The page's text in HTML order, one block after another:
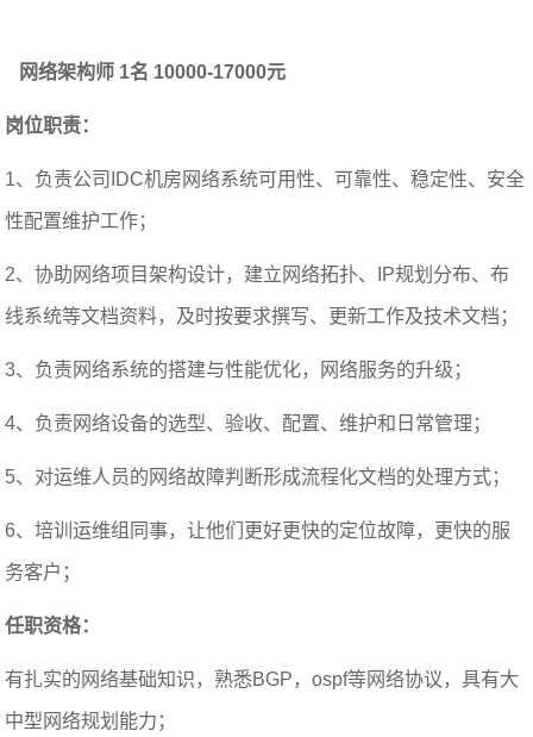
网络架构师 1名 10000-17000元
岗位职责：
1、负责公司IDC机房网络系统可用性、可靠性、稳定性、安全
性配置维护工作；
2、协助网络项目架构设计，建立网络拓扑、IP规划分布、布
线系统等文档资料，及时按要求撰写、更新工作及技术文档；
3、负责网络系统的搭建与性能优化，网络服务的升级；
4、负责网络设备的选型、验收、配置、维护和日常管理；
5、对运维人员的网络故障判断形成流程化文档的处理方式；
6、培训运维组同事，让他们更好更快的定位故障，更快的服
务客户；
任职资格：
有扎实的网络基础知识，熟悉BGP，ospf等网络协议，具有大
中型网络规划能力；